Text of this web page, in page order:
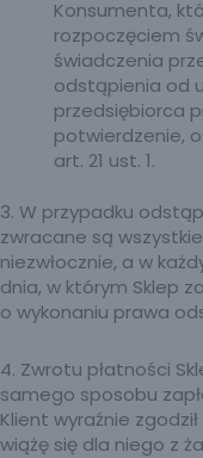
Konsumenta,
rozpoczęciem
świadczenia
odstąpienia od
przedsiębiorca
potwierdzenie,
art. 21 ust. 1.
3. W przypadku
zwracane są
niezwłocznie, a w
dnia, w którym Sklep
o wykonaniu prawa
4. Zwrotu płatności
samego sposobu
Klient wyraźnie
wiążę się dla niego z